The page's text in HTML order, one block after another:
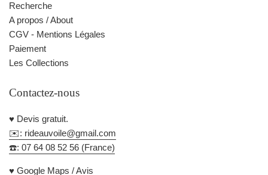
Recherche
A propos / About
CGV - Mentions Légales
Paiement
Les Collections
Contactez-nous
♥️ Devis gratuit.
✉️: rideauvoile@gmail.com
☎️: 07 64 08 52 56 (France)
♥️ Google Maps / Avis